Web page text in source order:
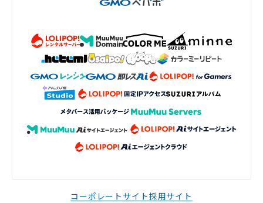
コーポレートサイト採用サイト